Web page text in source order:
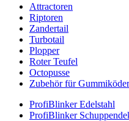
Attractoren
Riptoren
Zandertail
Turbotail
Plopper
Roter Teufel
Octopusse
Zubehör für Gummiköder
ProfiBlinker Edelstahl
ProfiBlinker